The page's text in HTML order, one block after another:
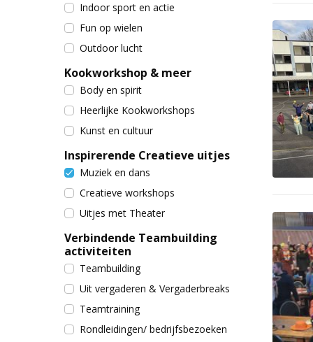
Indoor sport en actie
Fun op wielen
Outdoor lucht
Kookworkshop & meer
Body en spirit
Heerlijke Kookworkshops
Kunst en cultuur
Inspirerende Creatieve uitjes
Muziek en dans
Creatieve workshops
Uitjes met Theater
Verbindende Teambuilding
activiteiten
Teambuilding
Uit vergaderen & Vergaderbreaks
Teamtraining
Rondleidingen/ bedrijfsbezoeken